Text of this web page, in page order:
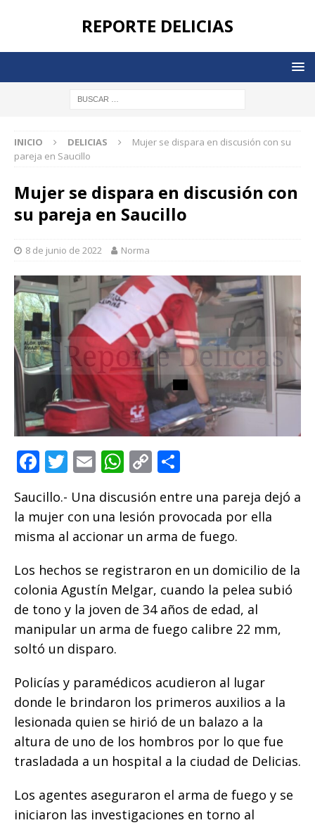
REPORTE DELICIAS
INICIO DELICIAS
Mujer se dispara en discusión con su
pareja en Saucillo
Mujer se dispara en discusión con
su pareja en Saucillo
8 de junio de 2022 Norma
F
a
c
e
b
o
o
k
T
it
te
r
E
m
ai
l
W
at
s
A
p
p
C
p
y
Li
n
k
m
p
ar
ti
r
Saucillo.- Una discusión entre una pareja dejó a
la mujer con una lesión provocada por ella
misma al accionar un arma de fuego.
Los hechos se registraron en un domicilio de la
colonia Agustín Melgar, cuando la pelea subió
de tono y la joven de 34 años de edad, al
manipular un arma de fuego calibre 22 mm,
soltó un disparo.
Policías y paramédicos acudieron al lugar
donde le brindaron los primeros auxilios a la
lesionada quien se hirió de un balazo a la
altura de uno de los hombros por lo que fue
trasladada a un hospital a la ciudad de Delicias.
Los agentes aseguraron el arma de fuego y se
iniciaron las investigaciones en torno al